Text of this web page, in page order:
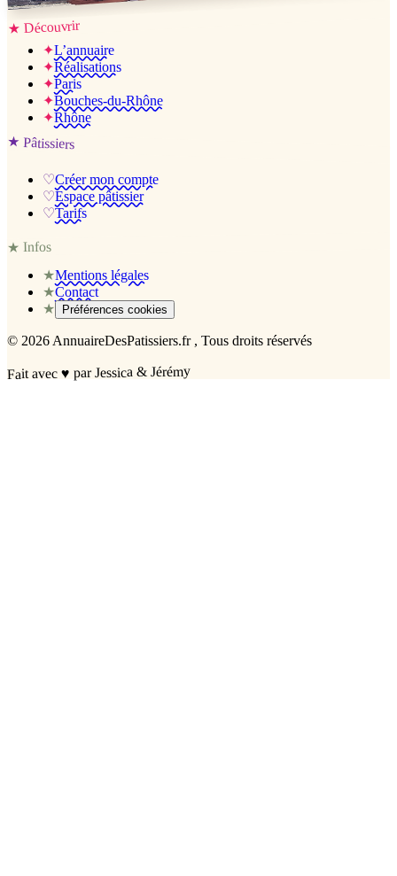
★ Découvrir
✦L’annuaire
✦Réalisations
✦Paris
✦Bouches-du-Rhône
✦Rhône
★ Pâtissiers
♡Créer mon compte
♡Espace pâtissier
♡Tarifs
★Infos
★Mentions légales
★Contact
★
Préférences cookies
© 2026 AnnuaireDesPatissiers.fr , Tous droits réservés
Fait avec♥ par Jessica & Jérémy